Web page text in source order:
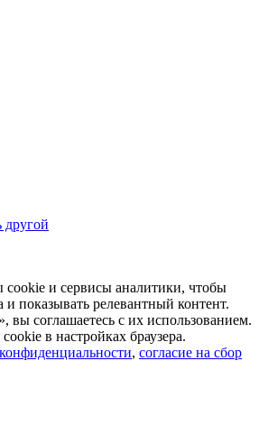
другой
cookie и сервисы аналитики, чтобы
и показывать релевантный контент.
соглашаетесь с их использованием.
в настройках браузера.
, согласие на сбор